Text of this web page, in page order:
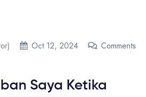
Oct 12, 2024
Comments
Saya Ketika